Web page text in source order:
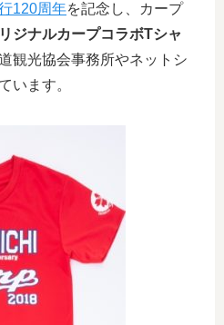
120周年を記念し、カープ
ジナルカープコラボTシャ
観光協会事務所やネットシ
います。